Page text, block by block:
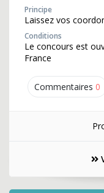
Commentaires 0
Principe
Laissez vos
Conditions
Le concours est
France